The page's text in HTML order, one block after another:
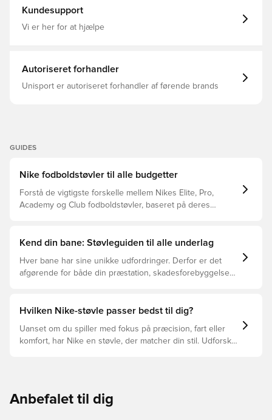
Kundesupport
Vi er her for at hjælpe
Autoriseret forhandler
Unisport er autoriseret forhandler af førende brands
GUIDES
Nike fodboldstøvler til alle budgetter
Forstå de vigtigste forskelle mellem Nikes Elite, Pro,
Academy og Club fodboldstøvler, baseret på deres
Kend din bane: Støvleguiden til alle underlag
Hver bane har sine unikke udfordringer. Derfor er det
afgørende for både din præstation, skadesforebyggelse
støvler der er det bedste valg til de forskellige typer
Hvilken Nike-støvle passer bedst til dig?
Uanset om du spiller med fokus på præcision, fart eller
komfort, har Nike en støvle, der matcher din stil. Udforsk
Anbefalet til dig